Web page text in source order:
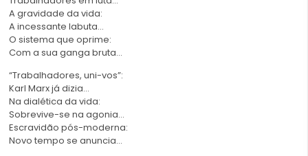
A gravidade da vida:
A incessante labuta…
O sistema que oprime:
Com a sua ganga bruta…
“Trabalhadores, uni-vos”:
Karl Marx já dizia…
Na dialética da vida:
Sobrevive-se na agonia…
Escravidão pós-moderna:
Novo tempo se anuncia…